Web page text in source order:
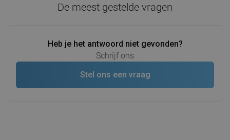
De meest gestelde vragen
Heb je het antwoord niet gevonden?
Schrijf ons
Stel ons een vraag